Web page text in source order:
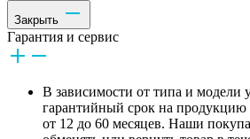
Закрыть
Гарантия и сервис
В зависимости от типа и модели
гарантийный срок на продукцию
от 12 до 60 месяцев. Наши